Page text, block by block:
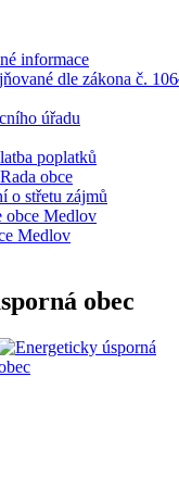
informace
dle zákona č.
úřadu
poplatků
obce
o střetu zájmů
obce Medlov
Medlov
obec